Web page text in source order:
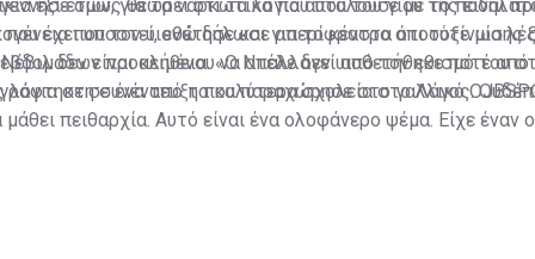
έξι ετών, για τα ναρκωτικά που πουλούσε με το
που τον υιοθέτησε και για το κέντρο αποτοξίνωσης
προκειμένου να απαλλαγεί από τον εθισμό του
όμως θεωρεί ότι τα λόγια αυτά του γιου της είναι
έχει υποστεί, ενώ δήλωσε απερίφραστα ότι ούτε μία
δεν είναι αλήθεια. «Ο Ντέλε δεν υιοθετήθηκε ποτέ από
στη συνέντευξη που παραχώρησε στο γαλλικό
σε ένα από τα καλύτερα σχολεία στο Λάγος.
πειθαρχία. Αυτό είναι ένα ολοφάνερο ψέμα. Είχε έναν